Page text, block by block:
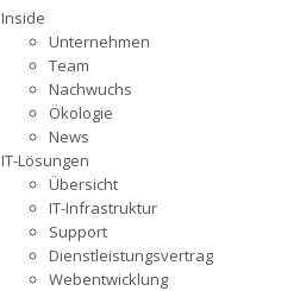
Inside
Unternehmen
Team
Nachwuchs
Ökologie
News
IT-Lösungen
Übersicht
IT-Infrastruktur
Support
Dienstleistungsvertrag
Webentwicklung